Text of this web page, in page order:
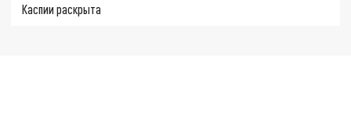
Каспии раскрыта